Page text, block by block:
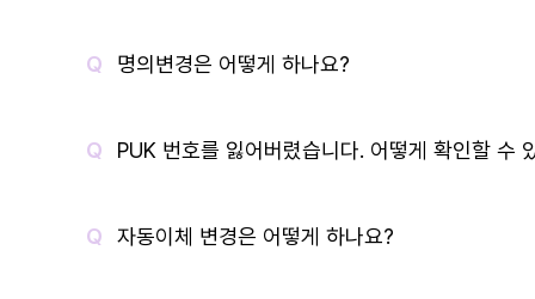
명의변경은 어떻게 하나요?
PUK 번호를 잃어버렸습니다. 어떻게 확인할 수
자동이체 변경은 어떻게 하나요?